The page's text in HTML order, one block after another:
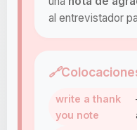
al entrevistador
🔗
write a thank
you note